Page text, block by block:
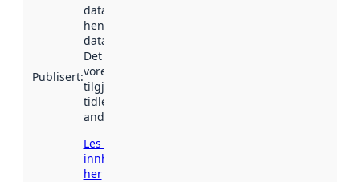
Publisert:
datasettet vart
henta inn av
data.norge.no.
Det kan ha
vore
tilgjengeleg
tidlegare
andre stader.
Les meir om
innhenting
her